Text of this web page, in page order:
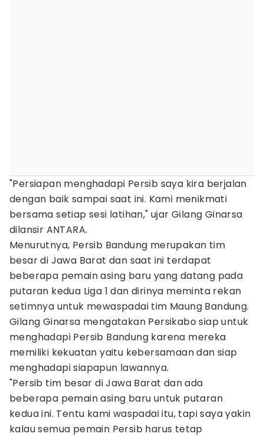
"Persiapan menghadapi Persib saya kira berjalan
dengan baik sampai saat ini. Kami menikmati
bersama setiap sesi latihan," ujar Gilang Ginarsa
dilansir ANTARA.
Menurutnya, Persib Bandung merupakan tim
besar di Jawa Barat dan saat ini terdapat
beberapa pemain asing baru yang datang pada
putaran kedua Liga 1 dan dirinya meminta rekan
setimnya untuk mewaspadai tim Maung Bandung.
Gilang Ginarsa mengatakan Persikabo siap untuk
menghadapi Persib Bandung karena mereka
memiliki kekuatan yaitu kebersamaan dan siap
menghadapi siapapun lawannya.
"Persib tim besar di Jawa Barat dan ada
beberapa pemain asing baru untuk putaran
kedua ini. Tentu kami waspadai itu, tapi saya yakin
kalau semua pemain Persib harus tetap